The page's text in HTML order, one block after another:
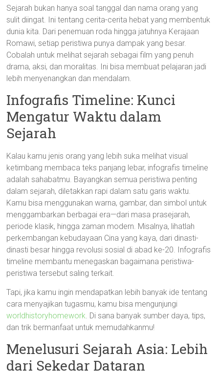
Sejarah bukan hanya soal tanggal dan nama orang yang
sulit diingat. Ini tentang cerita-cerita hebat yang membentuk
dunia kita. Dari penemuan roda hingga jatuhnya Kerajaan
Romawi, setiap peristiwa punya dampak yang besar.
Cobalah untuk melihat sejarah sebagai film yang penuh
drama, aksi, dan moralitas. Ini bisa membuat pelajaran jadi
lebih menyenangkan dan mendalam.
Infografis Timeline: Kunci
Mengatur Waktu dalam
Sejarah
Kalau kamu jenis orang yang lebih suka melihat visual
ketimbang membaca teks panjang lebar, infografis timeline
adalah sahabatmu. Bayangkan semua peristiwa penting
dalam sejarah, diletakkan rapi dalam satu garis waktu.
Kamu bisa menggunakan warna, gambar, dan simbol untuk
menggambarkan berbagai era—dari masa prasejarah,
periode klasik, hingga zaman modern. Misalnya, lihatlah
perkembangan kebudayaan Cina yang kaya, dari dinasti-
dinasti besar hingga revolusi sosial di abad ke-20. Infografis
timeline membantu menegaskan bagaimana peristiwa-
peristiwa tersebut saling terkait.
Tapi, jika kamu ingin mendapatkan lebih banyak ide tentang
cara menyajikan tugasmu, kamu bisa mengunjungi
worldhistoryhomework. Di sana banyak sumber daya, tips,
dan trik bermanfaat untuk memudahkanmu!
Menelusuri Sejarah Asia: Lebih
dari Sekedar Dataran